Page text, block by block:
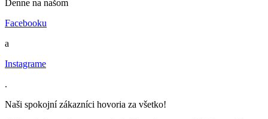
Denne na našom
Facebooku
a
Instagrame
.
Naši spokojní zákazníci hovoria za všetko!